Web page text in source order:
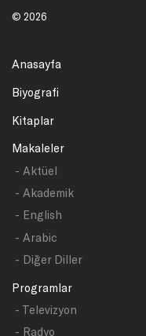
© 2026
Anasayfa
Biyografi
Kitaplar
Makaleler
- Aktüel
- Akademik
- English
- Arabic
- Diğer Diller
Programlar
- Televizyon
- Radyo